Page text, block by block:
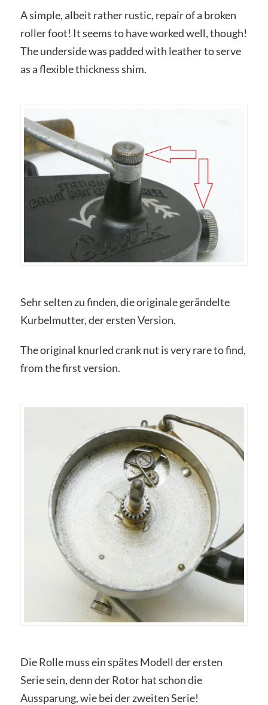
A simple, albeit rather rustic, repair of a broken
roller foot! It seems to have worked well, though!
The underside was padded with leather to serve
as a flexible thickness shim.
Sehr selten zu finden, die originale gerändelte
Kurbelmutter, der ersten Version.
The original knurled crank nut is very rare to find,
from the first version.
Die Rolle muss ein spätes Modell der ersten
Serie sein, denn der Rotor hat schon die
Aussparung, wie bei der zweiten Serie!